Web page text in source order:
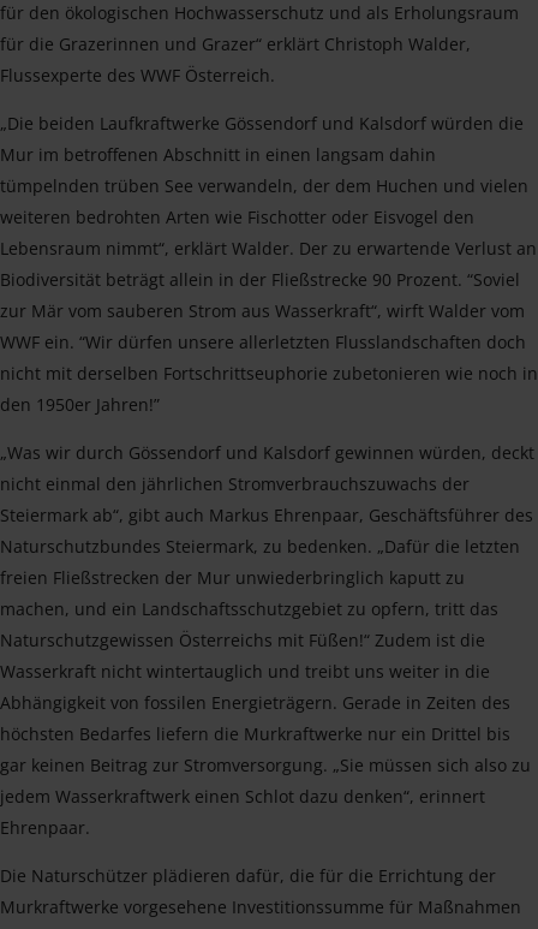
für den ökologischen Hochwasserschutz und als Erholungsraum
für die Grazerinnen und Grazer“ erklärt Christoph Walder,
Flussexperte des WWF Österreich.
„Die beiden Laufkraftwerke Gössendorf und Kalsdorf würden die
Mur im betroffenen Abschnitt in einen langsam dahin
tümpelnden trüben See verwandeln, der dem Huchen und vielen
weiteren bedrohten Arten wie Fischotter oder Eisvogel den
Lebensraum nimmt“, erklärt Walder. Der zu erwartende Verlust an
Biodiversität beträgt allein in der Fließstrecke 90 Prozent. “Soviel
zur Mär vom sauberen Strom aus Wasserkraft“, wirft Walder vom
WWF ein. “Wir dürfen unsere allerletzten Flusslandschaften doch
nicht mit derselben Fortschrittseuphorie zubetonieren wie noch in
den 1950er Jahren!”
„Was wir durch Gössendorf und Kalsdorf gewinnen würden, deckt
nicht einmal den jährlichen Stromverbrauchszuwachs der
Steiermark ab“, gibt auch Markus Ehrenpaar, Geschäftsführer des
Naturschutzbundes Steiermark, zu bedenken. „Dafür die letzten
freien Fließstrecken der Mur unwiederbringlich kaputt zu
machen, und ein Landschaftsschutzgebiet zu opfern, tritt das
Naturschutzgewissen Österreichs mit Füßen!“ Zudem ist die
Wasserkraft nicht wintertauglich und treibt uns weiter in die
Abhängigkeit von fossilen Energieträgern. Gerade in Zeiten des
höchsten Bedarfes liefern die Murkraftwerke nur ein Drittel bis
gar keinen Beitrag zur Stromversorgung. „Sie müssen sich also zu
jedem Wasserkraftwerk einen Schlot dazu denken“, erinnert
Ehrenpaar.
Die Naturschützer plädieren dafür, die für die Errichtung der
Murkraftwerke vorgesehene Investitionssumme für Maßnahmen